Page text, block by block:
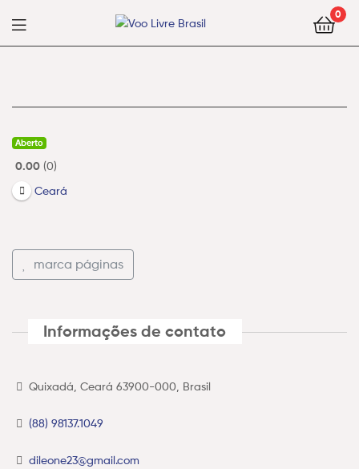
Voo
0
Livre
Aberto
0.00 0
Ceará
marca páginas
Informações de contato
Quixadá, Ceará 63900-000, Brasil
(88) 98137.1049
dileone23@gmail.com